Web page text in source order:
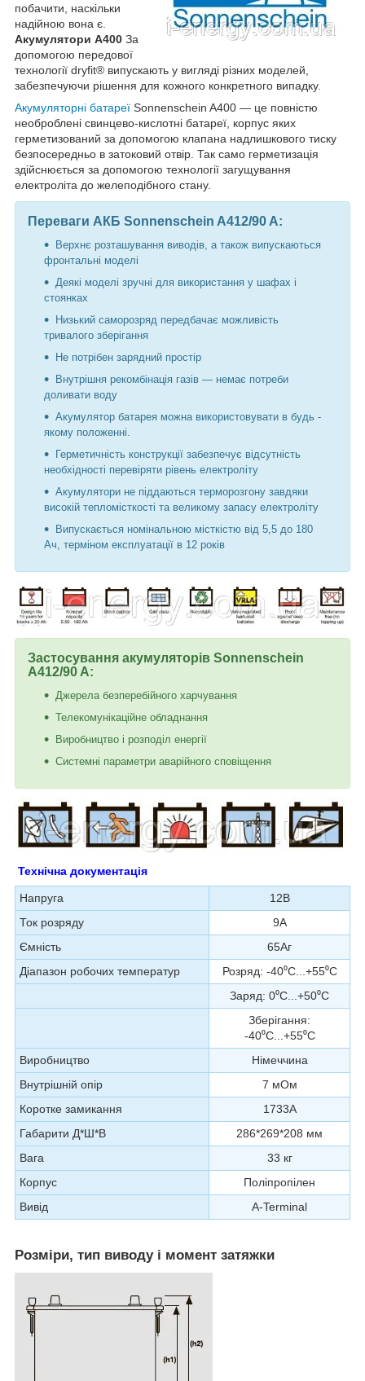
побачити, наскільки
надійною вона є.
Акумулятори A400 За
допомогою передової
технології dryfit® випускають у вигляді різних моделей,
забезпечуючи рішення для кожного конкретного випадку.
Акумуляторні батареї Sonnenschein A400 — це повністю
необроблені свинцево-кислотні батареї, корпус яких
герметизований за допомогою клапана надлишкового тиску
безпосередньо в затоковий отвір. Так само герметизація
здійснюється за допомогою технології загущування
електроліта до желеподібного стану.
Переваги АКБ Sonnenschein A412/90 A:
Верхнє розташування виводів, а також випускаються
фронтальні моделі
Деякі моделі зручні для використання у шафах і
стоянках
Низький саморозряд передбачає можливість
тривалого зберігання
Не потрібен зарядний простір
Внутрішня рекомбінація газів — немає потреби
доливати воду
Акумулятор батарея можна використовувати в будь -
якому положенні.
Герметичність конструкції забезпечує відсутність
необхідності перевіряти рівень електроліту
Акумулятори не піддаються терморозгону завдяки
високій тепломісткості та великому запасу електроліту
Випускається номінальною місткістю від 5,5 до 180
Ач, терміном експлуатації в 12 років
Застосування акумуляторів Sonnenschein
A412/90 A:
Джерела безперебійного харчування
Телекомунікаційне обладнання
Виробництво і розподіл енергії
Системні параметри аварійного сповіщення
Технічна документація
Напруга
12В
Ток розряду
9А
Ємність
65Аг
Діапазон робочих температур
Розряд: -40⁰С...+55⁰С
Заряд: 0⁰С...+50⁰С
Зберігання:
-40⁰С...+55⁰С
Виробництво
Німеччина
Внутрішній опір
7 мОм
Коротке замикання
1733А
Габарити Д*Ш*В
286*269*208 мм
Вага
33 кг
Корпус
Поліпропілен
Вивід
A-Terminal
Розміри, тип виводу і момент затяжки